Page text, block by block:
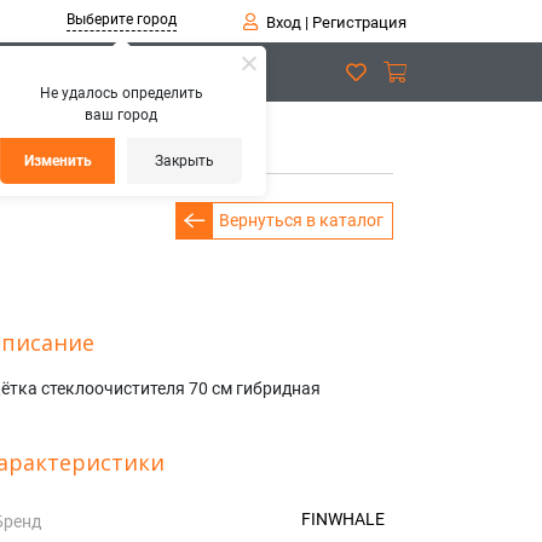
Не удалось определить
ваш город
Изменить Закрыть
Выберите город Вход| Регистрация
стеклоочистителя 70см
Вернуться в каталог
стеклоочистителя 70 см гибридная
FINWHALE